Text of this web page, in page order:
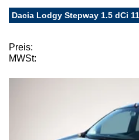
Dacia Lodgy Stepway 1.5 dCi
Preis:
MWSt: